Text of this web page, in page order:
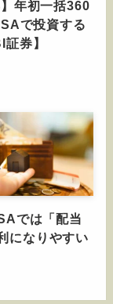
】年初一括360
で投資する
券】
では「配当
になりやすい